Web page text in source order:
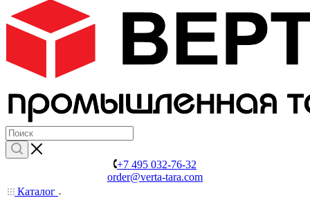
+7 495 032-76-32
order@verta-tara.com
Каталог